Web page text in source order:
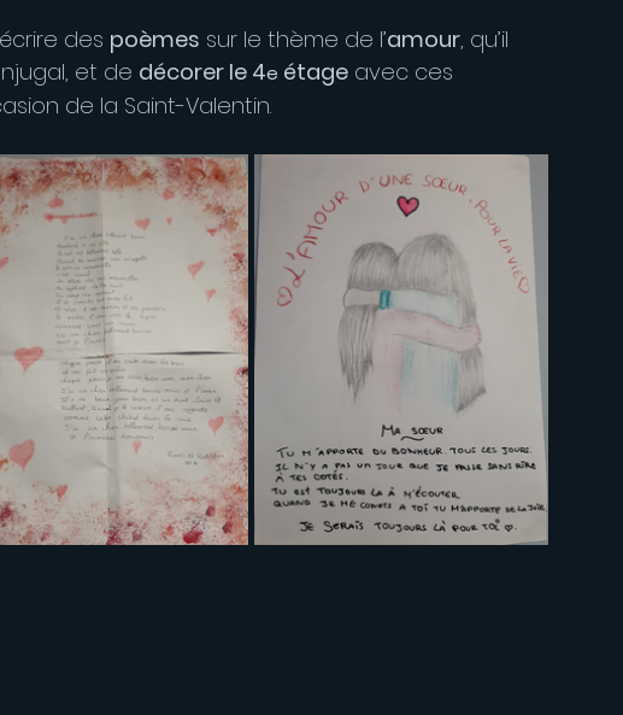
des poèmes sur le thème de l’amour, qu’il
et de décorer le 4e étage avec ces
de la Saint-Valentin.